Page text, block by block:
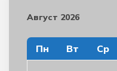
Август 2026
Пн Вт Ср